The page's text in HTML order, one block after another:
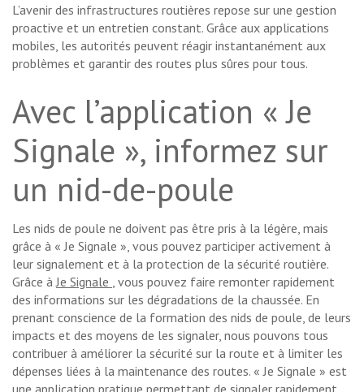
L’avenir des infrastructures routières repose sur une gestion
proactive et un entretien constant. Grâce aux applications
mobiles, les autorités peuvent réagir instantanément aux
problèmes et garantir des routes plus sûres pour tous.
Avec l’application « Je
Signale », informez sur
un nid-de-poule
Les nids de poule ne doivent pas être pris à la légère, mais
grâce à « Je Signale », vous pouvez participer activement à
leur signalement et à la protection de la sécurité routière.
Grâce à Je Signale , vous pouvez faire remonter rapidement
des informations sur les dégradations de la chaussée. En
prenant conscience de la formation des nids de poule, de leurs
impacts et des moyens de les signaler, nous pouvons tous
contribuer à améliorer la sécurité sur la route et à limiter les
dépenses liées à la maintenance des routes. « Je Signale » est
une application pratique permettant de signaler rapidement